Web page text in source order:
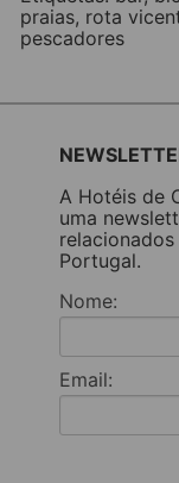
praias, rota
pescadores
A Hotéis de
uma
Portugal.
Nome:
Email: